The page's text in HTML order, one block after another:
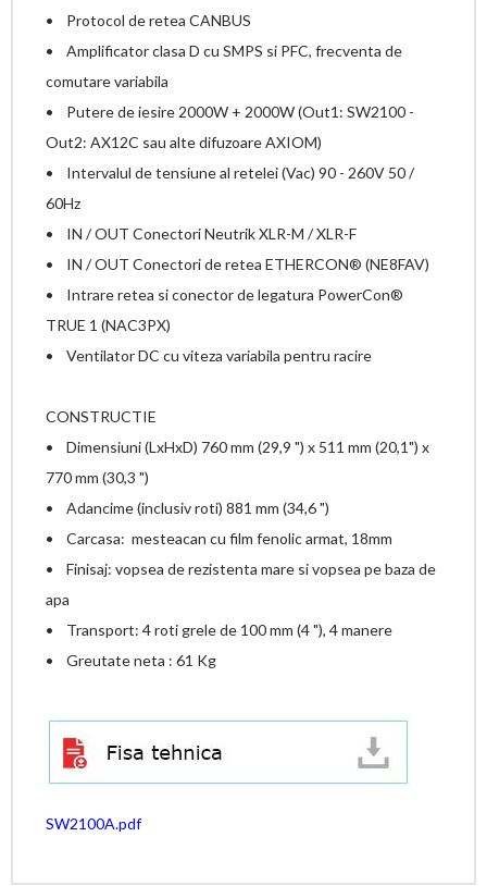
• Protocol de retea CANBUS
• Amplificator clasa D cu SMPS si PFC, frecventa de
comutare variabila
• Putere de iesire 2000W + 2000W (Out1: SW2100 -
Out2: AX12C sau alte difuzoare AXIOM)
• Intervalul de tensiune al retelei (Vac) 90 - 260V 50 /
60Hz
• IN / OUT Conectori Neutrik XLR-M / XLR-F
• IN / OUT Conectori de retea ETHERCON® (NE8FAV)
• Intrare retea si conector de legatura PowerCon®
TRUE 1 (NAC3PX)
• Ventilator DC cu viteza variabila pentru racire
CONSTRUCTIE
• Dimensiuni (LxHxD) 760 mm (29,9 ") x 511 mm (20,1") x
770 mm (30,3 ")
• Adancime (inclusiv roti) 881 mm (34,6 ")
• Carcasa: mesteacan cu film fenolic armat, 18mm
• Finisaj: vopsea de rezistenta mare si vopsea pe baza de
apa
• Transport: 4 roti grele de 100 mm (4 "), 4 manere
• Greutate neta : 61 Kg
SW2100A.pdf